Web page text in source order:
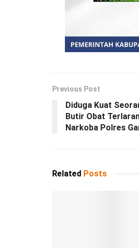
Previous Post
Diduga Kuat
Butir Obat
Narkoba Polres
Related Posts